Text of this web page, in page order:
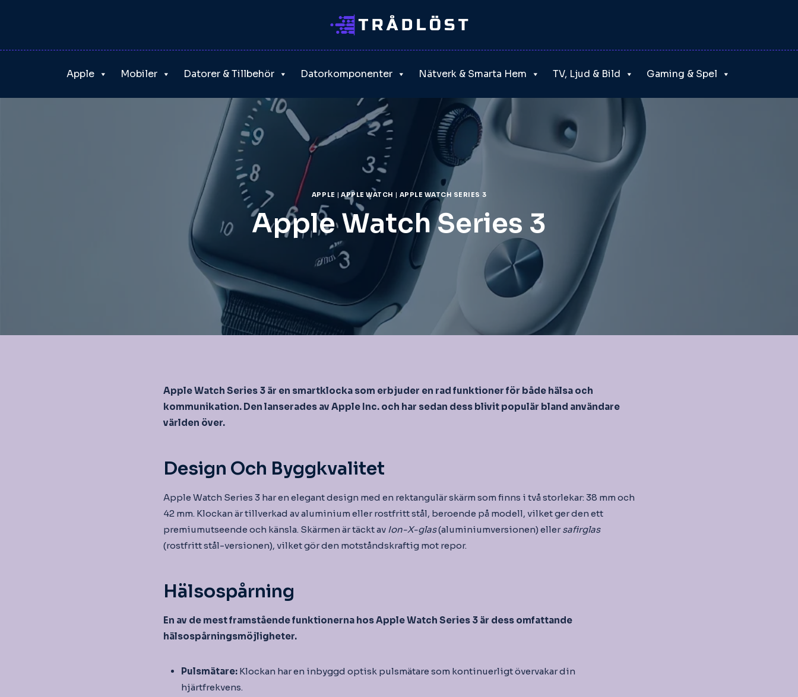
Apple Mobiler Datorer & Tillbehör Datorkomponenter Nätverk & Smarta Hem TV, Ljud & Bild Gaming & Spel
APPLE |APPLE WATCH | APPLE WATCH SERIES 3
Apple Watch Series 3
Apple Watch Series 3 är en smartklocka som erbjuder en rad funktioner för både hälsa och
kommunikation. Den lanserades av Apple Inc. och har sedan dess blivit populär bland användare
världen över.
Design Och Byggkvalitet
Apple Watch Series 3 har en elegant design med en rektangulär skärm som finns i två storlekar: 38 mm och
42 mm. Klockan är tillverkad av aluminium eller rostfritt stål, beroende på modell, vilket ger den ett
premiumutseende och känsla. Skärmen är täckt av Ion-X-glas(aluminiumversionen) eller safirglas
(rostfritt stål-versionen), vilket gör den motståndskraftig mot repor.
Hälsospårning
En av de mest framstående funktionerna hos Apple Watch Series 3 är dess omfattande
hälsospårningsmöjligheter.
Pulsmätare: Klockan har en inbyggd optisk pulsmätare som kontinuerligt övervakar din
hjärtfrekvens.